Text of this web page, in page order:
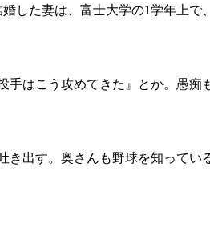
した妻は、富士大学の1学年上で
はこう攻めてきた』とか。愚
出す。奥さんも野球を知ってい